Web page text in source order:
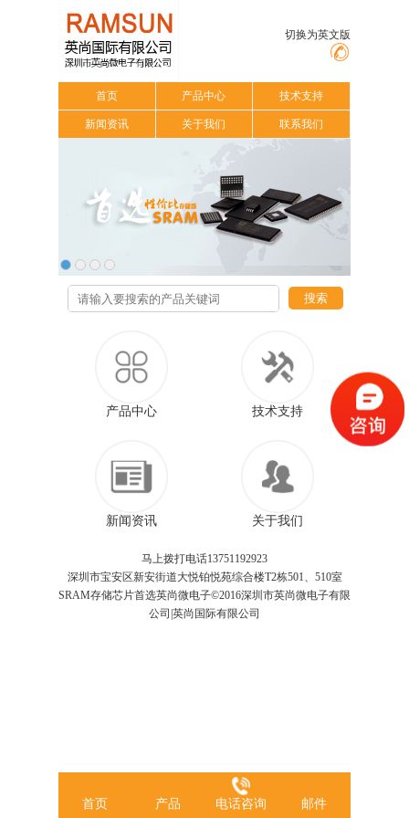
切换为英文版
首页 产品中心 技术支持
新闻资讯 关于我们 联系我们
搜索
产品中心 技术支持
新闻资讯 关于我们
马上拨打电话13751192923
深圳市宝安区新安街道大悦铂悦苑综合楼T2栋501、510室
SRAM存储芯片首选英尚微电子©2016深圳市英尚微电子有限
公司|英尚国际有限公司
首页 产品 电话咨询 邮件